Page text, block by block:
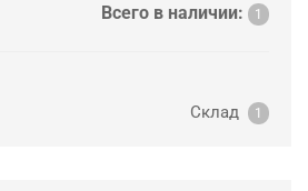
Всего в наличии: 1
Склад 1